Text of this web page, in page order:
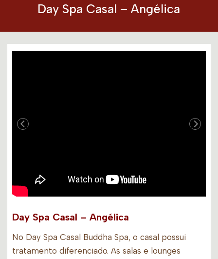
Day Spa Casal – Angélica
Day Spa Casal – Angélica
No Day Spa Casal Buddha Spa, o casal possui
tratamento diferenciado. As salas e lounges